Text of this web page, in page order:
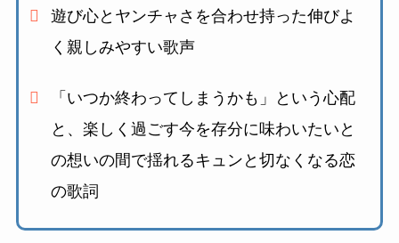
遊び心とヤンチャさを合わせ持った伸びよ
く親しみやすい歌声
「いつか終わってしまうかも」という心配
と、楽しく過ごす今を存分に味わいたいと
の想いの間で揺れるキュンと切なくなる恋
の歌詞